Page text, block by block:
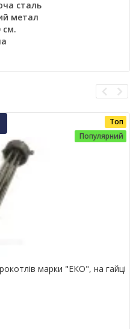
сталь
метал
Топ
Популярний
марки "ЕКО", на гайці